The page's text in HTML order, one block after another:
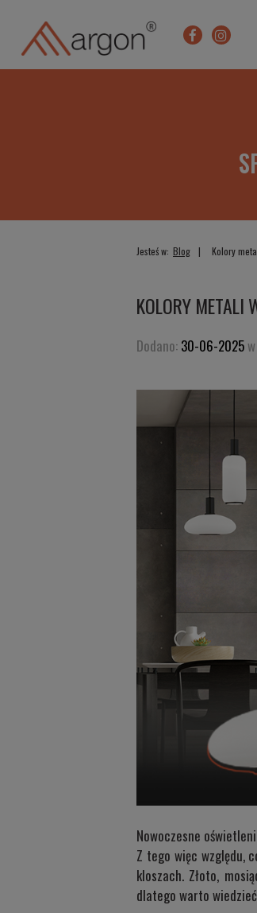
Jesteś w: Blog Kolory
KOLORY METALI
Dodano: 30-06-2025
Nowoczesne
Z tego więc względu,
kloszach. Złoto,
dlatego warto